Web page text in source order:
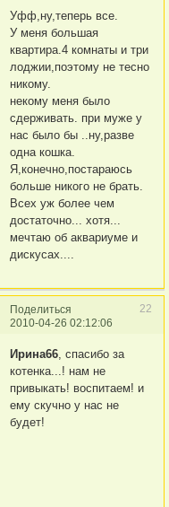
Уфф,ну,теперь все.
У меня большая
квартира.4 комнаты и три
лоджии,поэтому не тесно
никому.
некому меня было
сдерживать. при муже у
нас было бы ..ну,разве
одна кошка.
Я,конечно,постараюсь
больше никого не брать.
Всех уж более чем
достаточно... хотя...
мечтаю об аквариуме и
дискусах....
Поделиться
22
2010-04-26 02:12:06
Ирина66, спасибо за
котенка...! нам не
привыкать! воспитаем! и
ему скучно у нас не
будет!